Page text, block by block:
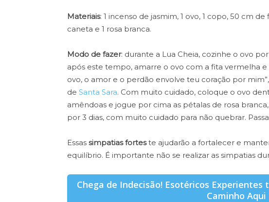
Materiais: 1 incenso de jasmim, 1 ovo, 1 copo, 50 cm
caneta e 1 rosa branca.
Modo de fazer: durante a Lua Cheia, cozinhe o ovo
após este tempo, amarre o ovo com a fita vermelha e
ovo, o amor e o perdão envolve teu coração por
de Santa Sara. Com muito cuidado, coloque o ovo
amêndoas e jogue por cima as pétalas de rosa
por 3 dias, com muito cuidado para não quebrar.
Essas simpatias forteste ajudarão a fortalecer e
equilíbrio. É importante não se realizar as simpatias
Chega de Indecisão! Esotéricos
Caminho Aqui